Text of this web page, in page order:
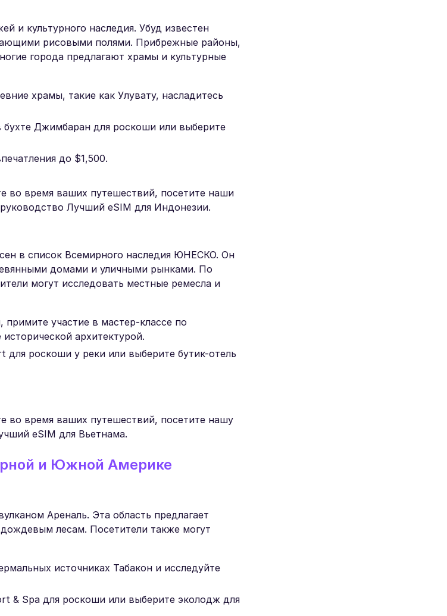
и культурного наследия. Убуд известен
рисовыми полями. Прибрежные районы,
города предлагают храмы и культурные
храмы, такие как Улувату, насладитесь
Джимбаран для роскоши или выберите
до $1,500.
во время ваших путешествий, посетите наши
Лучший eSIM для Индонезии.
в список Всемирного наследия ЮНЕСКО. Он
домами и уличными рынками. По
могут исследовать местные ремесла и
участие в мастер-классе по
архитектурой.
роскоши у реки или выберите бутик-отель
во время ваших путешествий, посетите нашу
eSIM для Вьетнама.
и Южной Америке
Ареналь. Эта область предлагает
лесам. Посетители также могут
источниках Табакон и исследуйте
& Spa для роскоши или выберите эколодж для